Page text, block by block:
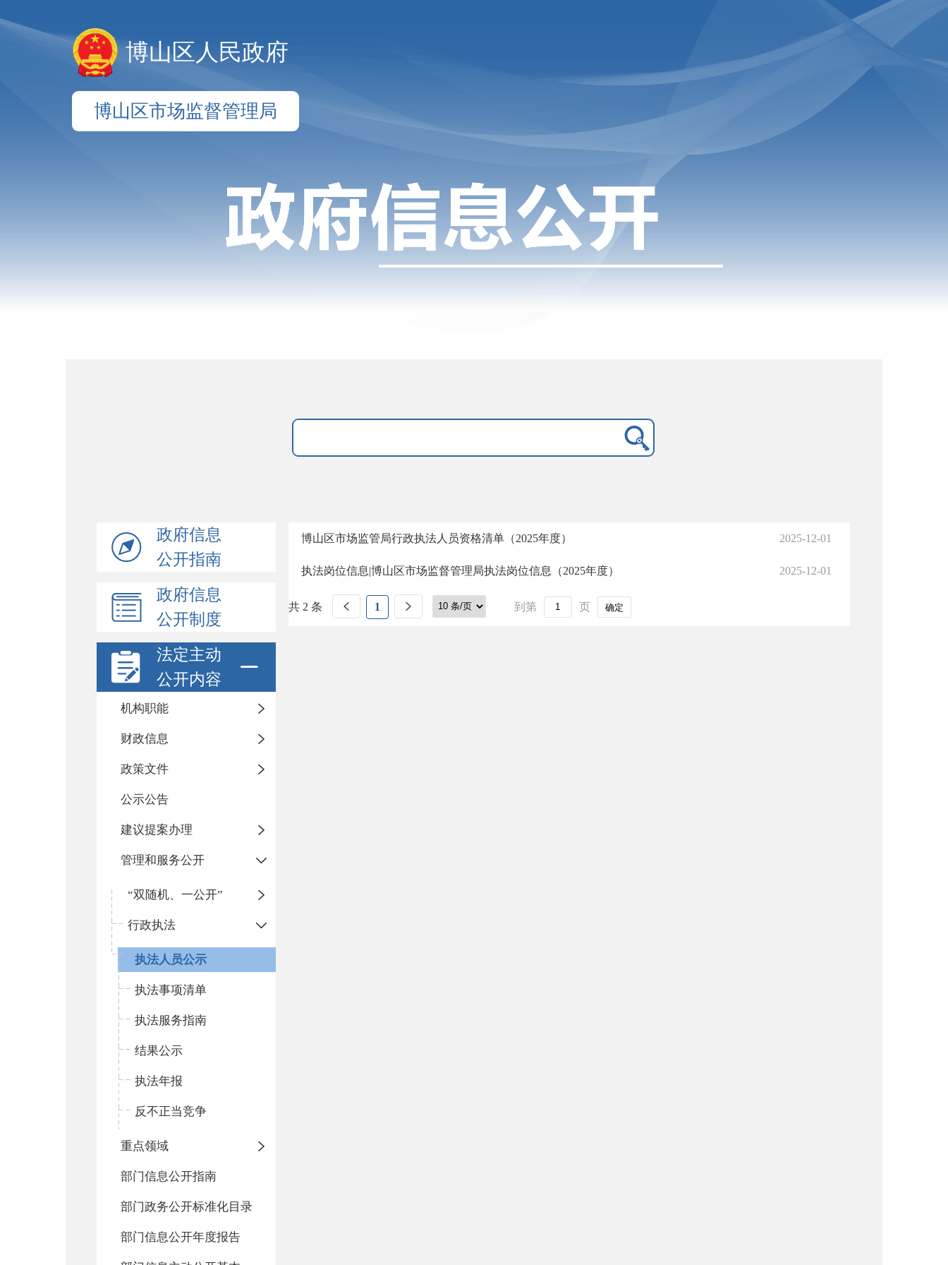
博山区人民政府
博山区市场监督管理局
政府信息
公开指南
政府信息
公开制度
法定主动
公开内容
机构职能
财政信息
政策文件
公示公告
建议提案办理
管理和服务公开
“双随机、一公开”
行政执法
执法人员公示
执法事项清单
执法服务指南
结果公示
执法年报
反不正当竞争
重点领域
部门信息公开指南
部门政务公开标准化目录
部门信息公开年度报告
博山区市场监管局行政执法人员资格清单（2025年度） 2025-12-01
执法岗位信息|博山区市场监督管理局执法岗位信息（2025年度） 2025-12-01
共 2 条 1 到第 页 确定